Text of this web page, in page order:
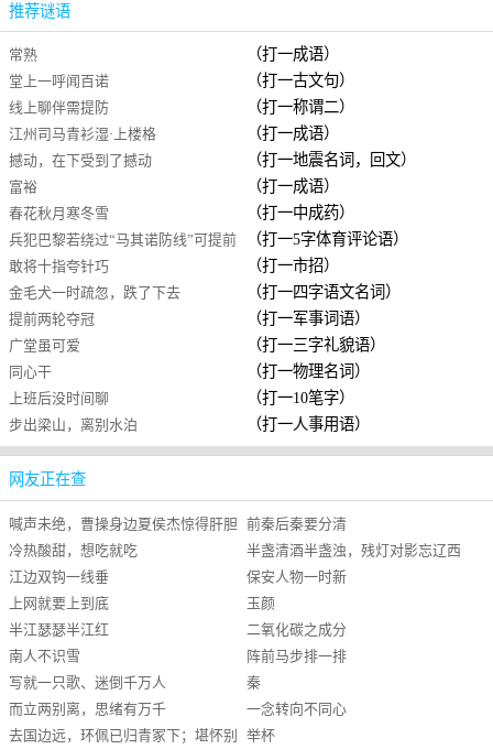
推荐谜语
常熟 （打一成语）
堂上一呼闻百诺 （打一古文句）
线上聊伴需提防 （打一称谓二）
江州司马青衫湿·上楼格 （打一成语）
撼动，在下受到了撼动 （打一地震名词，回文）
富裕 （打一成语）
春花秋月寒冬雪 （打一中成药）
兵犯巴黎若绕过“马其诺防线”可提前
入境也。
（打一5字体育评论语）
敢将十指夸针巧 （打一市招）
金毛犬一时疏忽，跌了下去 （打一四字语文名词）
提前两轮夺冠 （打一军事词语）
广堂虽可爱 （打一三字礼貌语）
同心干 （打一物理名词）
上班后没时间聊 （打一10笔字）
步出梁山，离别水泊 （打一人事用语）
网友正在查
喊声未绝，曹操身边夏侯杰惊得肝胆
碎裂，倒撞于马下
前秦后秦要分清
冷热酸甜，想吃就吃
半盏清酒半盏浊，残灯对影忘辽西
江边双钩一线垂
保安人物一时新
上网就要上到底
玉颜
半江瑟瑟半江红
二氧化碳之成分
南人不识雪
阵前马步排一排
写就一只歌、迷倒千万人
秦
而立两别离，思绪有万千
一念转向不同心
去国边远，环佩已归青冢下；堪怀别 举杯